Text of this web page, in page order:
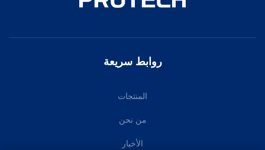
روابط سريعة
المنتجات
من نحن
الأخبار